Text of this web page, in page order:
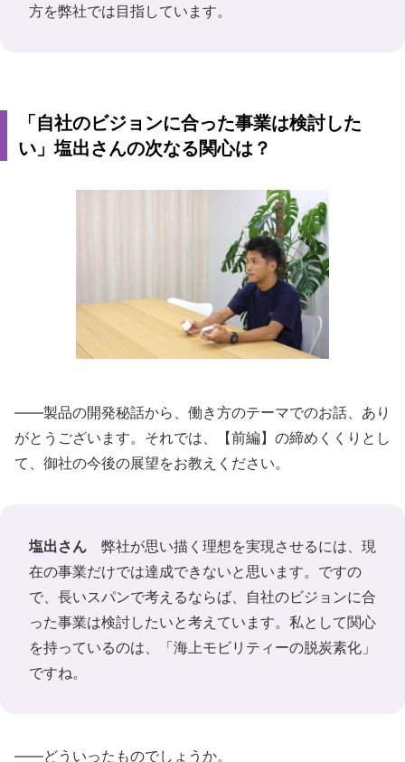
方を弊社では目指しています。
「自社のビジョンに合った事業は検討した
い」塩出さんの次なる関心は？
――製品の開発秘話から、働き方のテーマでのお話、あり
がとうございます。それでは、【前編】の締めくくりとし
て、御社の今後の展望をお教えください。
塩出さん 弊社が思い描く理想を実現させるには、現
在の事業だけでは達成できないと思います。ですの
で、長いスパンで考えるならば、自社のビジョンに合
った事業は検討したいと考えています。私として関心
を持っているのは、「海上モビリティーの脱炭素化」
ですね。
――どういったものでしょうか。